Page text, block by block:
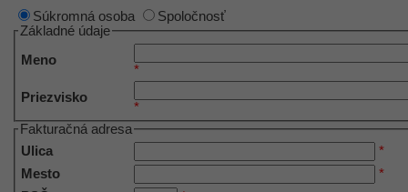
Súkromná osoba
Spoločnosť
Základné údaje
Meno
*
Priezvisko
*
Fakturačná adresa
Ulica
*
Mesto
*